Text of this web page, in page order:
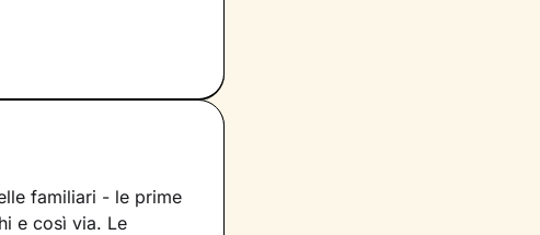
familiari - le prime
e così via. Le